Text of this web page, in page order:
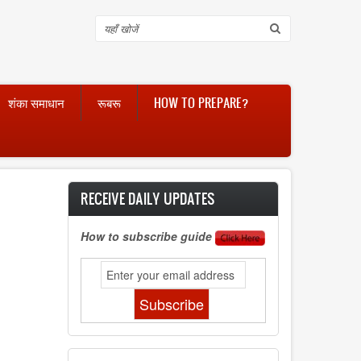
Search
शंका समाधान रूबरू HOW TO PREPARE?
RECEIVE DAILY UPDATES
How to subscribe guide